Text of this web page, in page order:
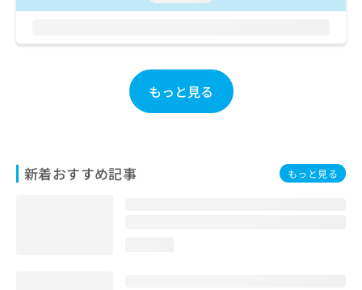
もっと見る
新着おすすめ記事 もっと見る
お
い